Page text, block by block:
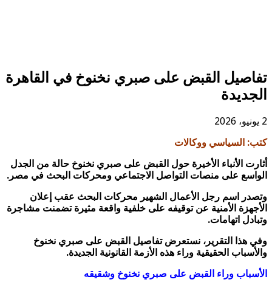
تفاصيل القبض على صبري نخنوخ في القاهرة
الجديدة
2 يونيو، 2026
كتب: السياسي ووكالات
أثارت الأنباء الأخيرة حول القبض على صبري نخنوخ حالة من الجدل
الواسع على منصات التواصل الاجتماعي ومحركات البحث في مصر.
وتصدر اسم رجل الأعمال الشهير محركات البحث عقب إعلان
الأجهزة الأمنية عن توقيفه على خلفية واقعة مثيرة تضمنت مشاجرة
وتبادل اتهامات.
وفي هذا التقرير، نستعرض تفاصيل القبض على صبري نخنوخ
والأسباب الحقيقية وراء هذه الأزمة القانونية الجديدة.
الأسباب وراء القبض على صبري نخنوخ وشقيقه